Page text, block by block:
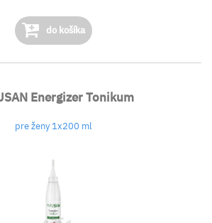
do košíka
Energizer Tonikum
pre ženy 1x200 ml